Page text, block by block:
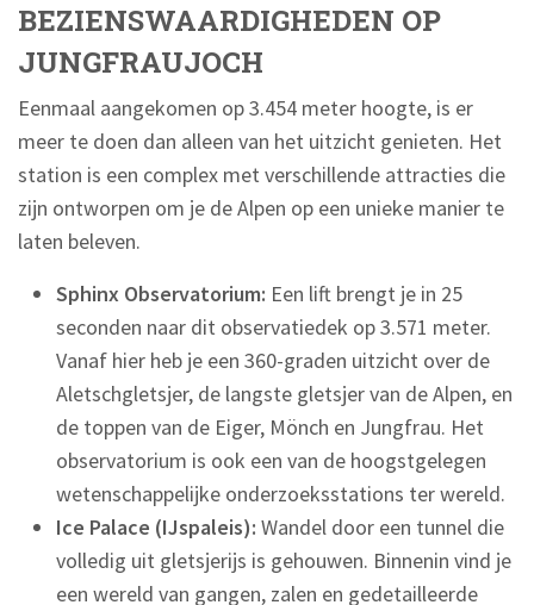
BEZIENSWAARDIGHEDEN OP
JUNGFRAUJOCH
Eenmaal aangekomen op 3.454 meter hoogte, is er
meer te doen dan alleen van het uitzicht genieten. Het
station is een complex met verschillende attracties die
zijn ontworpen om je de Alpen op een unieke manier te
laten beleven.
Sphinx Observatorium: Een lift brengt je in 25
seconden naar dit observatiedek op 3.571 meter.
Vanaf hier heb je een 360-graden uitzicht over de
Aletschgletsjer, de langste gletsjer van de Alpen, en
de toppen van de Eiger, Mönch en Jungfrau. Het
observatorium is ook een van de hoogstgelegen
wetenschappelijke onderzoeksstations ter wereld.
Ice Palace (IJspaleis): Wandel door een tunnel die
volledig uit gletsjerijs is gehouwen. Binnenin vind je
een wereld van gangen, zalen en gedetailleerde